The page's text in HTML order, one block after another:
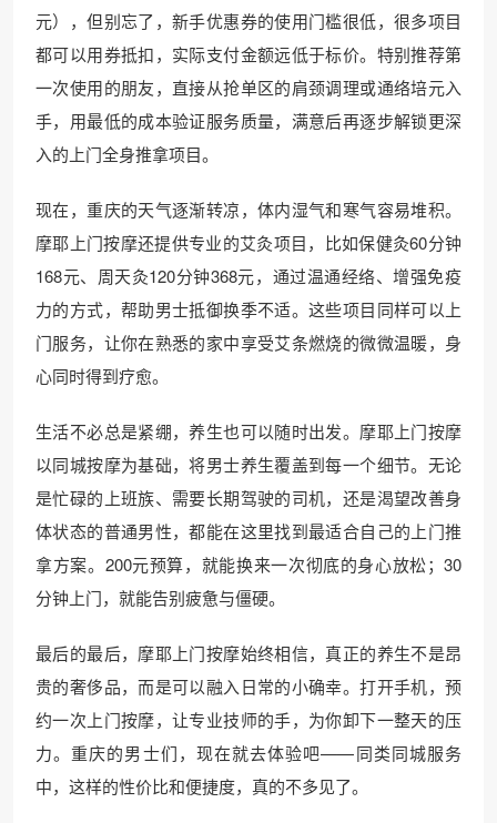
元），但别忘了，新手优惠券的使用门槛很低，很多项目
都可以用券抵扣，实际支付金额远低于标价。特别推荐第
一次使用的朋友，直接从抢单区的肩颈调理或通络培元入
手，用最低的成本验证服务质量，满意后再逐步解锁更深
入的上门全身推拿项目。
现在，重庆的天气逐渐转凉，体内湿气和寒气容易堆积。
摩耶上门按摩还提供专业的艾灸项目，比如保健灸60分钟
168元、周天灸120分钟368元，通过温通经络、增强免疫
力的方式，帮助男士抵御换季不适。这些项目同样可以上
门服务，让你在熟悉的家中享受艾条燃烧的微微温暖，身
心同时得到疗愈。
生活不必总是紧绷，养生也可以随时出发。摩耶上门按摩
以同城按摩为基础，将男士养生覆盖到每一个细节。无论
是忙碌的上班族、需要长期驾驶的司机，还是渴望改善身
体状态的普通男性，都能在这里找到最适合自己的上门推
拿方案。200元预算，就能换来一次彻底的身心放松；30
分钟上门，就能告别疲惫与僵硬。
最后的最后，摩耶上门按摩始终相信，真正的养生不是昂
贵的奢侈品，而是可以融入日常的小确幸。打开手机，预
约一次上门按摩，让专业技师的手，为你卸下一整天的压
力。重庆的男士们，现在就去体验吧——同类同城服务
中，这样的性价比和便捷度，真的不多见了。